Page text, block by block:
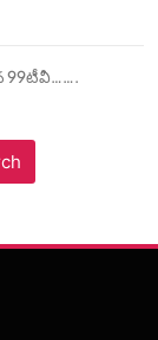
99టీవీ…….